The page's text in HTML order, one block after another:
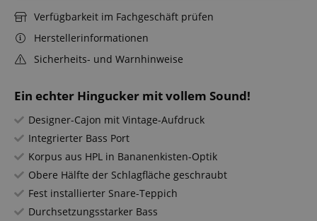
Ein echter Hingucker mit vollem Sound!
Designer-Cajon mit Vintage-Aufdruck
Integrierter Bass Port
Korpus aus HPL in Bananenkisten-Optik
Obere Hälfte der Schlagfläche geschraubt
Fest installierter Snare-Teppich
Durchsetzungsstarker Bass
Verfügbarkeit im Fachgeschäft prüfen
Herstellerinformationen
Sicherheits- und Warnhinweise